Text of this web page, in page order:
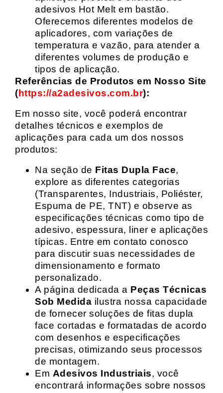
adesivos Hot Melt em bastão.
Oferecemos diferentes modelos de
aplicadores, com variações de
temperatura e vazão, para atender a
diferentes volumes de produção e
tipos de aplicação.
Referências de Produtos em Nosso Site
(https://a2adesivos.com.br):
Em nosso site, você poderá encontrar
detalhes técnicos e exemplos de
aplicações para cada um dos nossos
produtos:
Na seção de Fitas Dupla Face,
explore as diferentes categorias
(Transparentes, Industriais, Poliéster,
Espuma de PE, TNT) e observe as
especificações técnicas como tipo de
adesivo, espessura, liner e aplicações
típicas. Entre em contato conosco
para discutir suas necessidades de
dimensionamento e formato
personalizado.
A página dedicada a Peças Técnicas
Sob Medida ilustra nossa capacidade
de fornecer soluções de fitas dupla
face cortadas e formatadas de acordo
com desenhos e especificações
precisas, otimizando seus processos
de montagem.
Em Adesivos Industriais, você
encontrará informações sobre nossos